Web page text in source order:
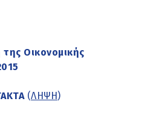
Οικονομικής
(ΛΗΨΗ )